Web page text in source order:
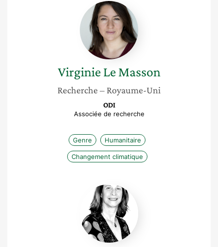
Virginie
Le
Masson
Virginie Le Masson
Recherche – Royaume-Uni
ODI
Associée de recherche
Genre Humanitaire
Changement climatique
Véronique
Martin